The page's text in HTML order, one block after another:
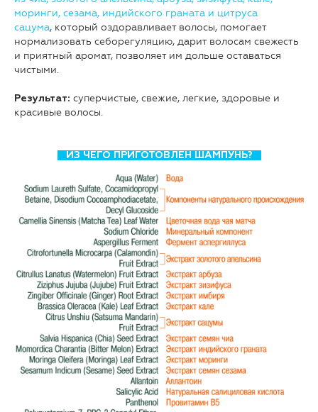
моринги, сезама, индийского граната и цитруса
сацума, который оздоравливает волосы, помогает
нормализовать себорегуляцию, дарит волосам свежесть
и приятный аромат, позволяет им дольше оставаться
чистыми.
Результат: суперчистые, свежие, легкие, здоровые и
красивые волосы.
ИЗ ЧЕГО ПРИГОТОВЛЕН ШАМПУНЬ?